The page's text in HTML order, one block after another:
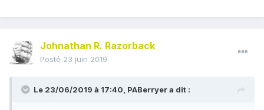
Johnathan R. Razorback
Posté 23 juin 2019
Le 23/06/2019 à 17:40, PABerryera dit :